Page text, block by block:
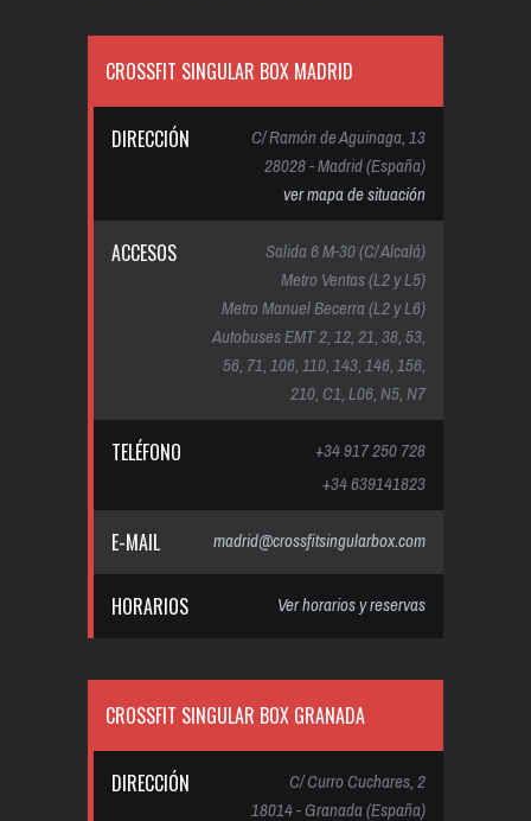
CROSSFIT SINGULAR BOX MADRID
DIRECCIÓN
C/ Ramón de Aguinaga, 13
28028 - Madrid (España)
ver mapa de situación
ACCESOS
Salida 6 M-30 (C/ Alcalá)
Metro Ventas (L2 y L5)
Metro Manuel Becerra (L2 y L6)
Autobuses EMT 2, 12, 21, 38, 53,
56, 71, 106, 110, 143, 146, 156,
210, C1, L06, N5, N7
TELÉFONO
+34 917 250 728
+34 639141823
E-MAIL madrid@crossfitsingularbox.com
HORARIOS Ver horarios y reservas
CROSSFIT SINGULAR BOX GRANADA
DIRECCIÓN
C/ Curro Cuchares, 2
18014 - Granada (España)